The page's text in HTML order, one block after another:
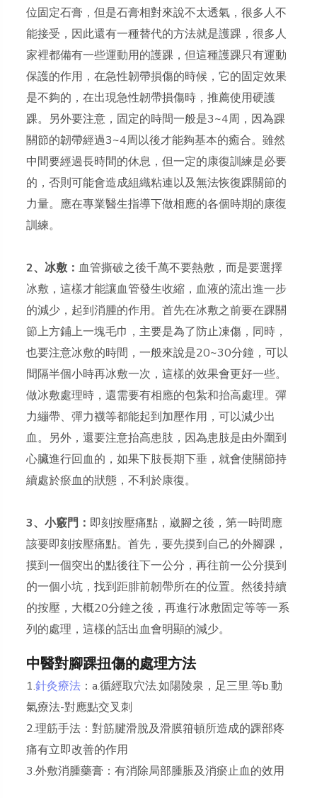
位固定石膏，但是石膏相對來說不太透氣，很多人不
能接受，因此還有一種替代的方法就是護踝，很多人
家裡都備有一些運動用的護踝，但這種護踝只有運動
保護的作用，在急性韌帶損傷的時候，它的固定效果
是不夠的，在出現急性韌帶損傷時，推薦使用硬護
踝。另外要注意，固定的時間一般是3~4周，因為踝
關節的韌帶經過3~4周以後才能夠基本的癒合。雖然
中間要經過長時間的休息，但一定的康復訓練是必要
的，否則可能會造成組織粘連以及無法恢復踝關節的
力量。應在專業醫生指導下做相應的各個時期的康復
訓練。
2、冰敷：血管撕破之後千萬不要熱敷，而是要選擇
冰敷，這樣才能讓血管發生收縮，血液的流出進一步
的減少，起到消腫的作用。首先在冰敷之前要在踝關
節上方鋪上一塊毛巾，主要是為了防止凍傷，同時，
也要注意冰敷的時間，一般來說是20~30分鐘，可以
間隔半個小時再冰敷一次，這樣的效果會更好一些。
做冰敷處理時，還需要有相應的包紮和抬高處理。彈
力繃帶、彈力襪等都能起到加壓作用，可以減少出
血。另外，還要注意抬高患肢，因為患肢是由外圍到
心臟進行回血的，如果下肢長期下垂，就會使關節持
續處於瘀血的狀態，不利於康復。
3、小竅門： 即刻按壓痛點，崴腳之後，第一時間應
該要即刻按壓痛點。首先，要先摸到自己的外腳踝，
摸到一個突出的點後往下一公分，再往前一公分摸到
的一個小坑，找到距腓前韌帶所在的位置。然後持續
的按壓，大概20分鐘之後，再進行冰敷固定等等一系
列的處理，這樣的話出血會明顯的減少。
中醫對腳踝扭傷的處理方法
1.針灸療法 ：a.循經取穴法.如陽陵泉，足三里.等b.動
氣療法-對應點交叉刺
2.理筋手法：對筋腱滑脫及滑膜箝頓所造成的踝部疼
痛有立即改善的作用
3.外敷消腫藥膏：有消除局部腫脹及消瘀止血的效用